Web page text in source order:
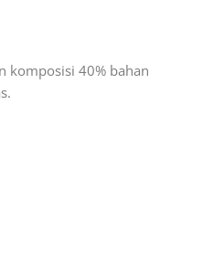
komposisi 40% bahan